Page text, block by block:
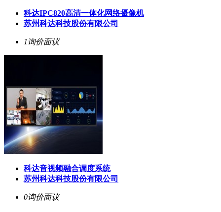
科达IPC820高清一体化网络摄像机
苏州科达科技股份有限公司
1询价面议
科达音视频融合调度系统
苏州科达科技股份有限公司
0询价面议